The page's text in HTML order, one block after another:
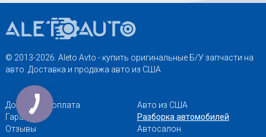
© 2013-2026. Aleto Avto - купить оригинальные Б/У запчасти на
авто. Доставка и продажа авто из США
Доставка и оплата
Гарантии
Отзывы
Авто из США
Разборка автомобилей
Автосалон